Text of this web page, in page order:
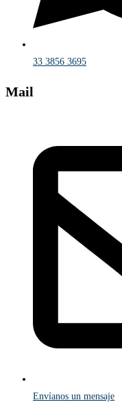
33 3856 3695
Mail
Envíanos un mensaje